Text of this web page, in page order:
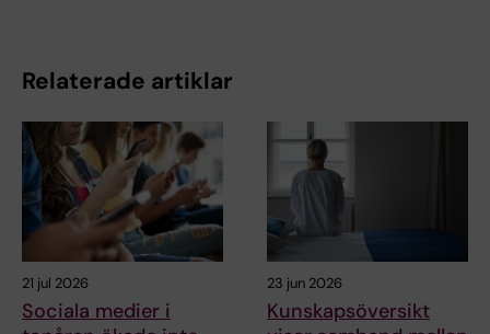
Relaterade artiklar
21 jul 2026
Sociala medier i
23 jun 2026
Kunskapsöversikt